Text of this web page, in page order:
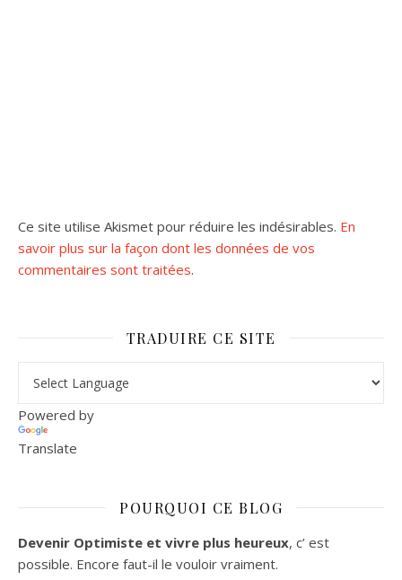
Ce site utilise Akismet pour réduire les indésirables. En
savoir plus sur la façon dont les données de vos
commentaires sont traitées.
TRADUIRE CE SITE
Powered by
Translate
POURQUOI CE BLOG
Devenir Optimiste et vivre plus heureux, c’ est
possible. Encore faut-il le vouloir vraiment.